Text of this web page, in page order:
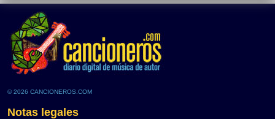
© 2026 CANCIONEROS.COM
Notas legales